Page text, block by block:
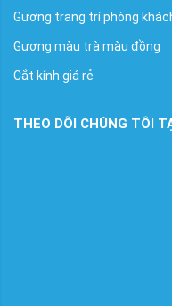
Gương trang trí phòng
Gương màu trà màu đồng
Cắt kính giá rẻ
THEO DÕI CHÚNG TÔI